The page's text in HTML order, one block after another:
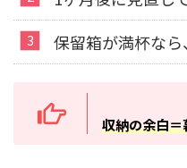
保留箱が満杯な
収納の余白